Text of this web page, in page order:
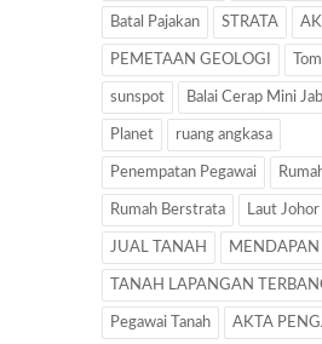
Batal Pajakan STRATA
PEMETAAN GEOLOGI
sunspot Balai Cerap Mini
Planet ruang angkasa
Penempatan Pegawai
Rumah Berstrata Laut Johor
JUAL TANAH
TANAH LAPANGAN
Pegawai Tanah AKTA